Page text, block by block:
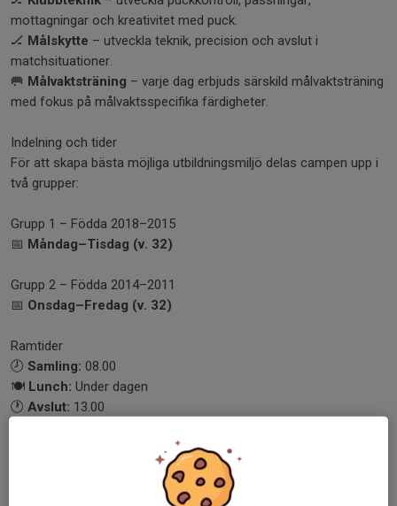
mottagningar och kreativitet med puck.
🏒 Målskytte – utveckla teknik, precision och avslut i
matchsituationer.
🥅 Målvaktsträning – varje dag erbjuds särskild målvaktsträning
med fokus på målvaktsspecifika färdigheter.
Indelning och tider
För att skapa bästa möjliga utbildningsmiljö delas campen upp i
två grupper:
Grupp 1 – Födda 2018–2015
📅 Måndag–Tisdag (v. 32)
Grupp 2 – Födda 2014–2011
📅 Onsdag–Fredag (v. 32)
Ramtider
🕗 Samling: 08.00
🍽️ Lunch: Under dagen
🕐 Avslut: 13.00
varje spelare bästa möjliga förutsättningar att utvecklas.